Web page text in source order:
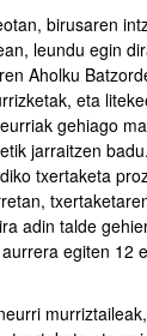
birusaren
leundu egin
Aholku
eta
gehiago
jarraitzen
txertaketa
adin talde
egiten 12